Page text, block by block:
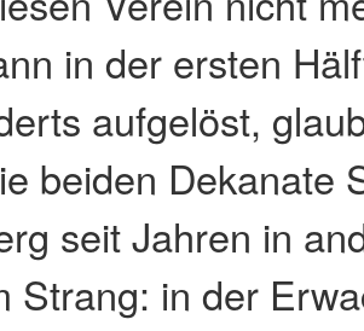
in der ersten
aufgelöst,
beiden Dekanate
seit Jahren in
Strang: in der